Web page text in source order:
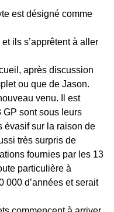
est désigné comme
ils s’apprêtent à aller
après discussion
ou que de Jason.
venu. Il est
GP sont sous leurs
évasif sur la raison de
très surpris de
fournies par les 13
particulière à
000 d’années et serait